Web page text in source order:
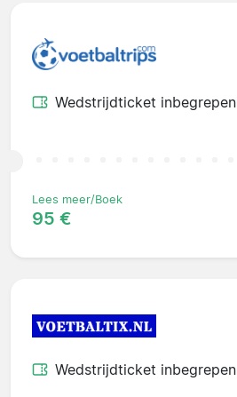
Wedstrijdticket inbegrepen
Lees meer/Boek
95 €
Wedstrijdticket inbegrepen